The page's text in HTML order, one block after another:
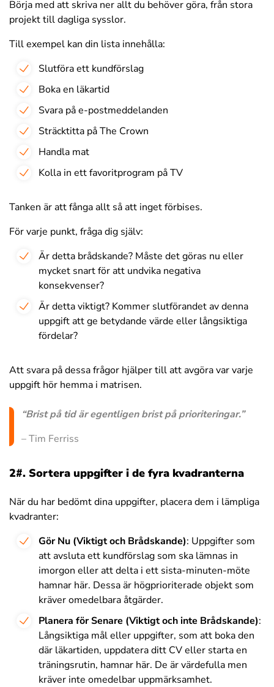
Börja med att skriva ner allt du behöver göra, från stora
projekt till dagliga sysslor.
Till exempel kan din lista innehålla:
Slutföra ett kundförslag
Boka en läkartid
Svara på e-postmeddelanden
Sträcktitta på The Crown
Handla mat
Kolla in ett favoritprogram på TV
Tanken är att fånga allt så att inget förbises.
För varje punkt, fråga dig själv:
Är detta brådskande? Måste det göras nu eller
mycket snart för att undvika negativa
konsekvenser?
Är detta viktigt? Kommer slutförandet av denna
uppgift att ge betydande värde eller långsiktiga
fördelar?
Att svara på dessa frågor hjälper till att avgöra var varje
uppgift hör hemma i matrisen.
“Brist på tid är egentligen brist på prioriteringar.”
– Tim Ferriss
2#. Sortera uppgifter i de fyra kvadranterna
När du har bedömt dina uppgifter, placera dem i lämpliga
kvadranter:
Gör Nu (Viktigt och Brådskande): Uppgifter som
att avsluta ett kundförslag som ska lämnas in
imorgon eller att delta i ett sista-minuten-möte
hamnar här. Dessa är högprioriterade objekt som
kräver omedelbara åtgärder.
Planera för Senare (Viktigt och inte Brådskande):
Långsiktiga mål eller uppgifter, som att boka den
där läkartiden, uppdatera ditt CV eller starta en
träningsrutin, hamnar här. De är värdefulla men
kräver inte omedelbar uppmärksamhet.